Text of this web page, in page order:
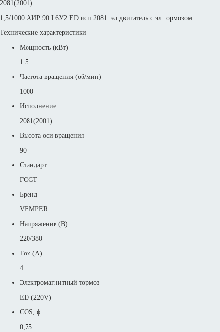
2081(2001)
1,5/1000 АИР 90 L6У2 ED исп 2081 эл двигатель с эл.тормозом
Технические характеристики
Мощность (кВт)
1.5
Частота вращения (об/мин)
1000
Исполнение
2081(2001)
Высота оси вращения
90
Стандарт
ГОСТ
Бренд
VEMPER
Напряжение (В)
220/380
Ток (А)
4
Электромагнитный тормоз
ED (220V)
COS, ϕ
0,75